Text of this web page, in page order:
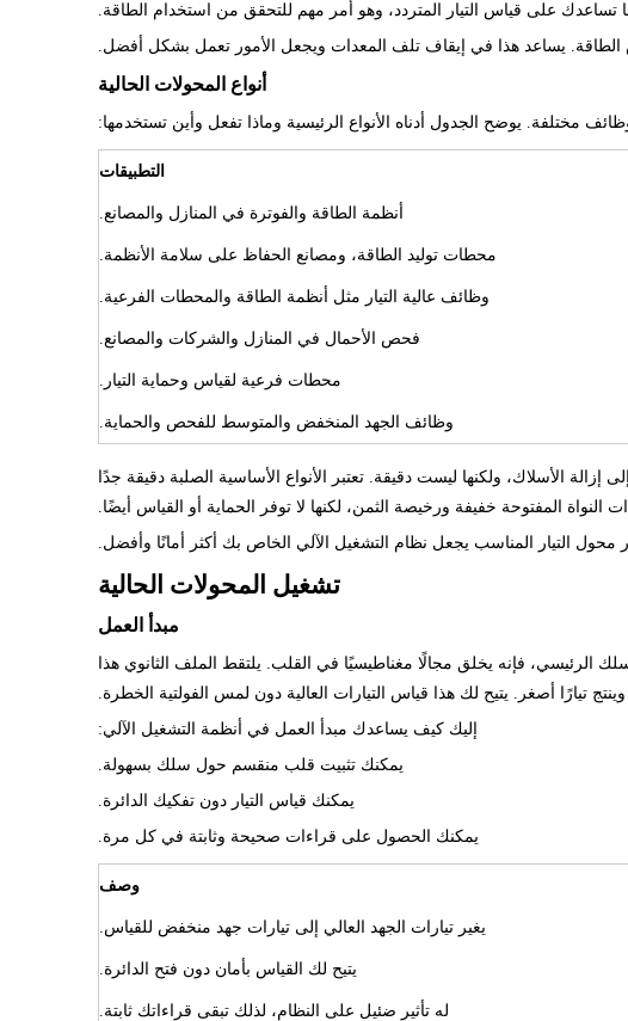
على قياس التيار المتردد، وهو أمر مهم للتحقق من استخدام الطاقة.
الطاقة. يساعد هذا في إيقاف تلف المعدات ويجعل الأمور تعمل بشكل أفضل.
أنواع المحولات الحالية
مختلفة. يوضح الجدول أدناه الأنواع الرئيسية وماذا تفعل وأين تستخدمها:
التطبيقات
أنظمة الطاقة والفوترة في المنازل والمصانع.
محطات توليد الطاقة، ومصانع الحفاظ على سلامة الأنظمة.
وظائف عالية التيار مثل أنظمة الطاقة والمحطات الفرعية.
فحص الأحمال في المنازل والشركات والمصانع.
محطات فرعية لقياس وحماية التيار.
وظائف الجهد المنخفض والمتوسط ​​للفحص والحماية.
إزالة الأسلاك، ولكنها ليست دقيقة. تعتبر الأنواع الأساسية الصلبة دقيقة جدًا
النواة المفتوحة خفيفة ورخيصة الثمن، لكنها لا توفر الحماية أو القياس أيضًا.
محول التيار المناسب يجعل نظام التشغيل الآلي الخاص بك أكثر أمانًا وأفضل.
تشغيل المحولات الحالية
مبدأ العمل
الرئيسي، فإنه يخلق مجالًا مغناطيسيًا في القلب. يلتقط الملف الثانوي هذا
وينتج تيارًا أصغر. يتيح لك هذا قياس التيارات العالية دون لمس الفولتية الخطرة.
إليك كيف يساعدك مبدأ العمل في أنظمة التشغيل الآلي:
يمكنك تثبيت قلب منقسم حول سلك بسهولة.
يمكنك قياس التيار دون تفكيك الدائرة.
يمكنك الحصول على قراءات صحيحة وثابتة في كل مرة.
وصف
يغير تيارات الجهد العالي إلى تيارات جهد منخفض للقياس.
يتيح لك القياس بأمان دون فتح الدائرة.
له تأثير ضئيل على النظام، لذلك تبقى قراءاتك ثابتة.